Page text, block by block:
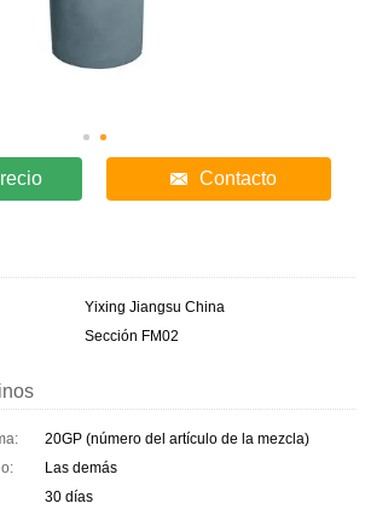
Contacto
Yixing Jiangsu China
Sección FM02
20GP (número del artículo de la mezcla)
Las demás
30 días